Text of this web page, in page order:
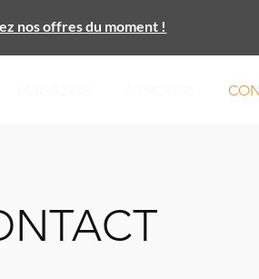
nos offres du moment !